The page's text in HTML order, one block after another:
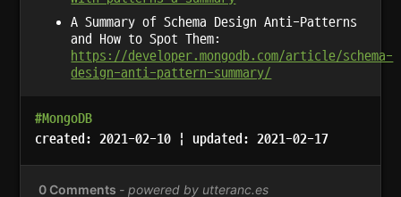
A Summary of Schema Design Anti-Patterns
and How to Spot Them:
https://developer.mongodb.com/article/schema-
design-anti-pattern-summary/
#MongoDB
created: 2021-02-10 | updated: 2021-02-17